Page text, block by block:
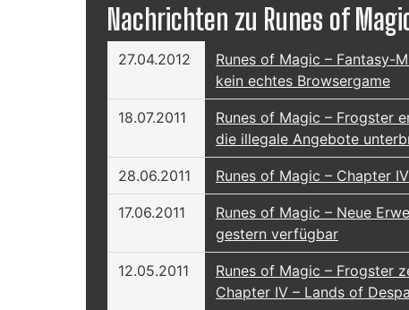
Nachrichten zu Runes of
27.04.2012
Runes of Magic – Fantasy-
kein echtes Browsergame
18.07.2011
Runes of Magic – Frogster
die illegale Angebote
28.06.2011 Runes of Magic – Chapter
17.06.2011
Runes of Magic – Neue
gestern verfügbar
12.05.2011
Runes of Magic – Frogster
Chapter IV – Lands of